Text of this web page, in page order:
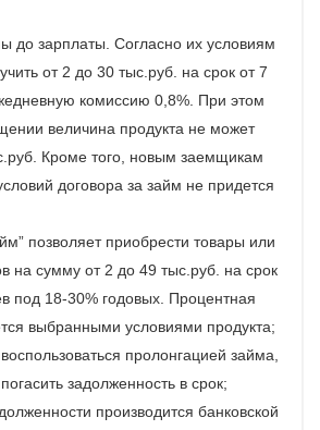
до зарплаты. Согласно их условиям
от 2 до 30 тыс.руб. на срок от 7
комиссию 0,8%. При этом
величина продукта не может
Кроме того, новым заемщикам
договора за займ не придется
позволяет приобрести товары или
на сумму от 2 до 49 тыс.руб. на срок
под 18-30% годовых. Процентная
выбранными условиями продукта;
пролонгацией займа,
задолженность в срок;
производится банковской